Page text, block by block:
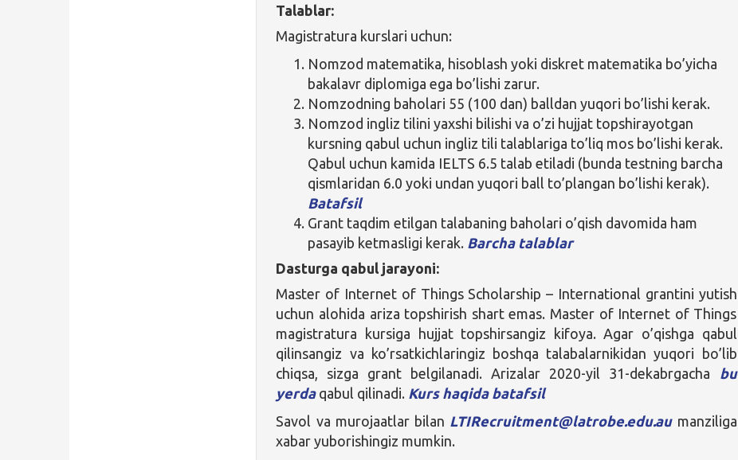
Talablar:
Magistratura kurslari uchun:
Nomzod matematika, hisoblash yoki diskret matematika bo’yicha
bakalavr diplomiga ega bo’lishi zarur.
Nomzodning baholari 55 (100 dan) balldan yuqori bo’lishi kerak.
Nomzod ingliz tilini yaxshi bilishi va o’zi hujjat topshirayotgan
kursning qabul uchun ingliz tili talablariga to’liq mos bo’lishi kerak.
Qabul uchun kamida IELTS 6.5 talab etiladi (bunda testning barcha
qismlaridan 6.0 yoki undan yuqori ball to’plangan bo’lishi kerak).
Batafsil
Grant taqdim etilgan talabaning baholari o’qish davomida ham
pasayib ketmasligi kerak. Barcha talablar
Dasturga qabul jarayoni:
Master of Internet of Things Scholarship – International grantini yutish
uchun alohida ariza topshirish shart emas. Master of Internet of Things
magistratura kursiga hujjat topshirsangiz kifoya. Agar o’qishga qabul
qilinsangiz va ko’rsatkichlaringiz boshqa talabalarnikidan yuqori bo’lib
chiqsa, sizga grant belgilanadi. Arizalar 2020-yil 31-dekabrgacha
bu
yerdaqabul qilinadi. Kurs haqida batafsil
Savol va murojaatlar bilan LTIRecruitment@latrobe.edu.aumanziliga
xabar yuborishingiz mumkin.